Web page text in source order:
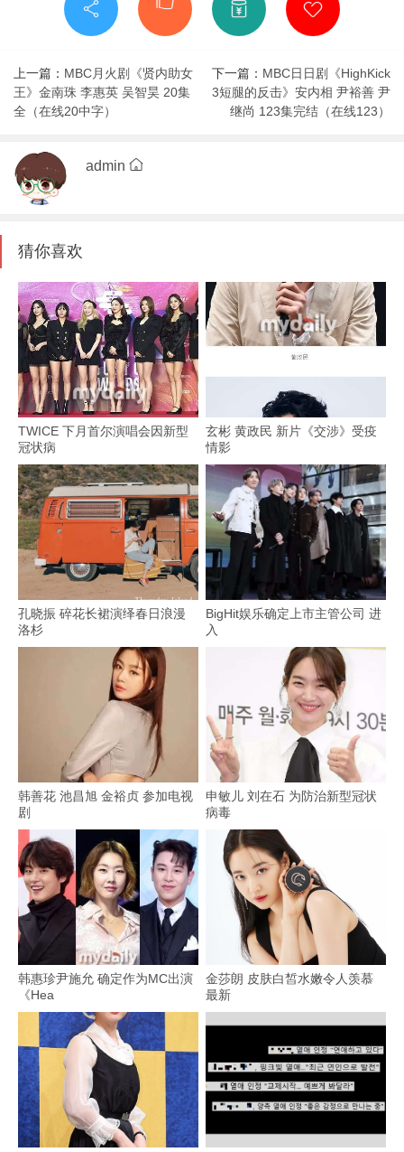
上一篇： MBC月火剧《贤内助女
王》金南珠 李惠英 吴智昊 20集
全（在线20中字）
下一篇： MBC日日剧《HighKick
3短腿的反击》安内相 尹裕善 尹
继尚 123集完结（在线123）
admin
猜你喜欢
TWICE 下月首尔演唱会因新型
冠状病
玄彬 黄政民 新片《交涉》受疫
情影
孔晓振 碎花长裙演绎春日浪漫
洛杉
BigHit娱乐确定上市主管公司 进
入
韩善花 池昌旭 金裕贞 参加电视
剧
申敏儿 刘在石 为防治新型冠状
病毒
韩惠珍尹施允 确定作为MC出演
《Hea
金莎朗 皮肤白皙水嫩令人羡慕
最新